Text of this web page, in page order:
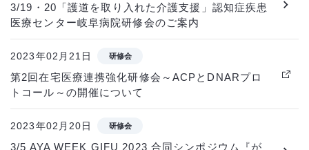
3/19・20「護道を取り入れた介護支援」認知症疾患
医療センター岐阜病院研修会のご案内
2023年02月21日 研修会
第2回在宅医療連携強化研修会～ACPとDNARプロ
トコール～の開催について
2023年02月20日 研修会
3/5 AYA WEEK GIFU 2023 合同シンポジウム『が